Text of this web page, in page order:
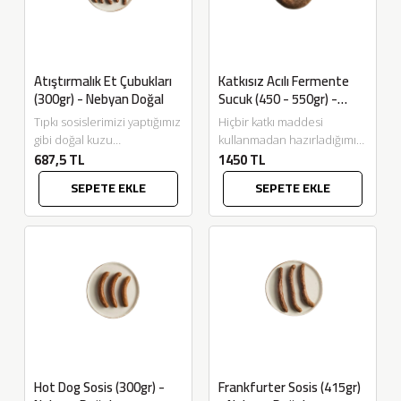
Atıştırmalık Et Çubukları
(300gr) - Nebyan Doğal
Tıpkı sosislerimizi yaptığımız
gibi doğal kuzu
bağırsaklarının içine hiçbir
katkı maddesi kullanmadan
baharatlarla karıştırdığımız
dana ve kuzu...
687,5 TL
SEPETE EKLE
Katkısız Acılı Fermente
Sucuk (450 - 550gr) -
Nebyan Doğal
Hiçbir katkı maddesi
kullanmadan hazırladığımız
Fermente Sucuklarımızı bu
sefer baharatlı ve acılı
olarak hazırladık! Nitrit yok, E
kodu...
1450 TL
SEPETE EKLE
Hot Dog Sosis (300gr) - Frankfurter Sosis (415gr)